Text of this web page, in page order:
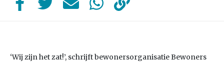
‘Wij zijn het zat!’, schrijft bewonersorganisatie Bewoners